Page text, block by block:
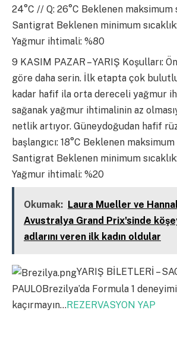
24°C // Q: 26°C Beklenen maksimum
Santigrat Beklenen minimum
Yağmur ihtimali: %80
9 KASIM PAZAR – YARIŞ Koşulları:
göre daha serin. İlk etapta çok
kadar hafif ila orta dereceli yağmur
sağanak yağmur ihtimalinin az
netlik artıyor. Güneydoğudan hafif
başlangıcı: 18°C ​​Beklenen maksimum
Santigrat Beklenen minimum
Yağmur ihtimali: %20
Okumak: Laura Mueller ve
Avustralya Grand Prix'sinde
adlarını veren ilk kadın oldular
YARIŞ BİLETLERİ –
PAULOBrezilya’da Formula 1 deneyimi
kaçırmayın…REZERVASYON YAP